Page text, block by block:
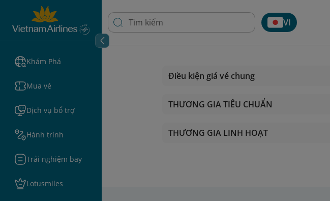
Khám Phá
Mua vé
Dịch vụ bổ trợ
Hành trình
Trải nghiệm bay
Lotusmiles
VI
Điều kiện giá vé chung
THƯƠNG GIA TIÊU CHUẨN
THƯƠNG GIA LINH HOẠT